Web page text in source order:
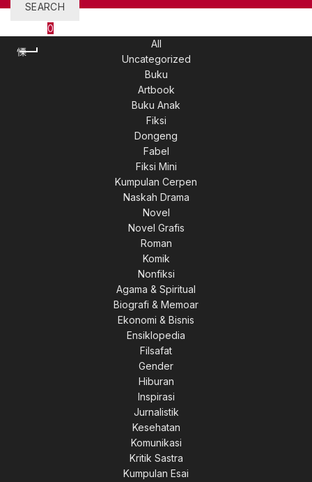
SEARCH
0
All
Uncategorized
Buku
Artbook
Buku Anak
Fiksi
Dongeng
Fabel
Fiksi Mini
Kumpulan Cerpen
Naskah Drama
Novel
Novel Grafis
Roman
Komik
Nonfiksi
Agama & Spiritual
Biografi & Memoar
Ekonomi & Bisnis
Ensiklopedia
Filsafat
Gender
Hiburan
Inspirasi
Jurnalistik
Kesehatan
Komunikasi
Kritik Sastra
Kumpulan Esai